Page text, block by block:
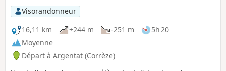
Visorandonneur
16,11 km
+244 m -251 m
5h 20
Moyenne
Départ à Argentat (Corrèze)